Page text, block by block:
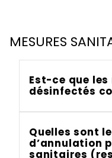
MESURES
Est-ce que
désinfectés
Quelles sont
d’annulation
sanitaires